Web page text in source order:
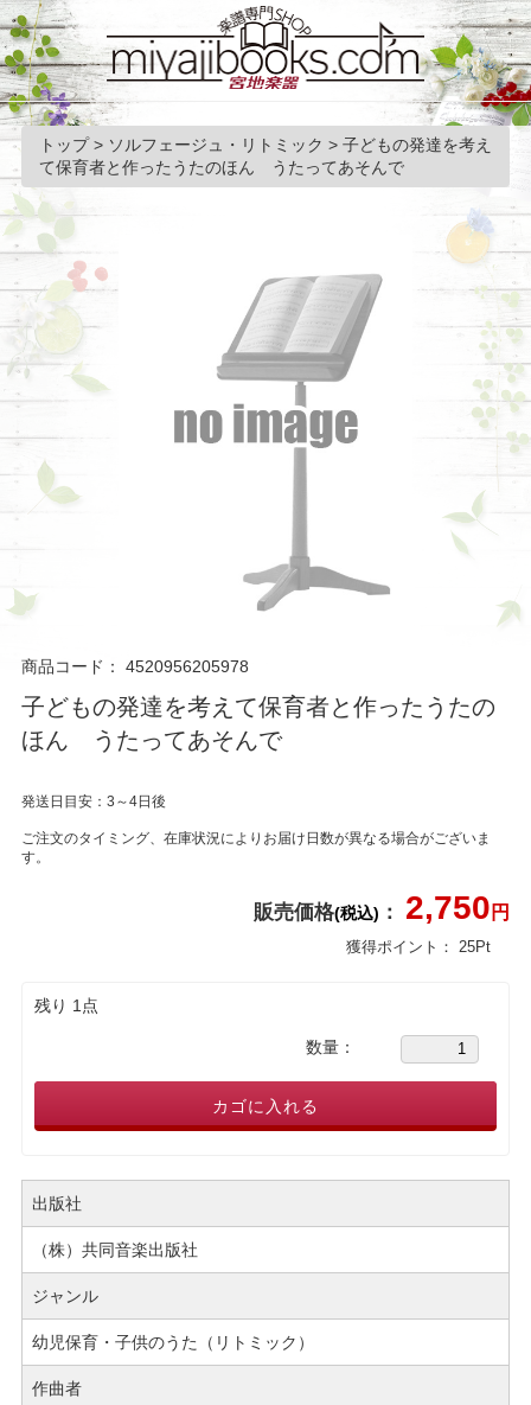
トップ> ソルフェージュ・リトミック > 子どもの発達を考え
て保育者と作ったうたのほん うたってあそんで
商品コード： 4520956205978
子どもの発達を考えて保育者と作ったうたの
ほん うたってあそんで
発送日目安：3～4日後
ご注文のタイミング、在庫状況によりお届け日数が異なる場合がございま
す。
販売価格(税込) ： 2,750 円
獲得ポイント： 25Pt
残り 1点
数量：
カゴに入れる
出版社
（株）共同音楽出版社
ジャンル
幼児保育・子供のうた（リトミック）
作曲者